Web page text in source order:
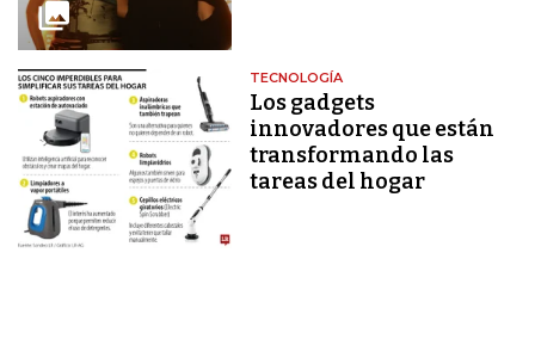
TECNOLOGÍA
Los gadgets
innovadores que están
transformando las
tareas del hogar